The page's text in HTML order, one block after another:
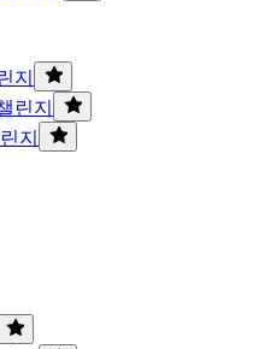
지
린지
지